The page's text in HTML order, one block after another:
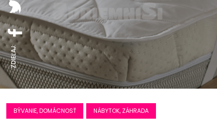
ZDIEĽAJ:
BÝVANIE, DOMÁCNOSŤ NÁBYTOK, ZÁHRADA